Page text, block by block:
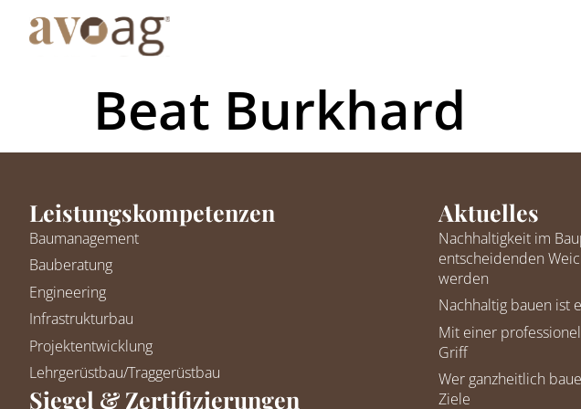
Beat Burkhard
Leistungskompetenzen
Baumanagement
Bauberatung
Engineering
Infrastrukturbau
Projektentwicklung
Lehrgerüstbau/Traggerüstbau
Siegel & Zertifizierungen
Aktuelles
Nachhaltigkeit im
entscheidenden
werden
Nachhaltig bauen ist
Mit einer
Griff
Wer ganzheitlich
Ziele